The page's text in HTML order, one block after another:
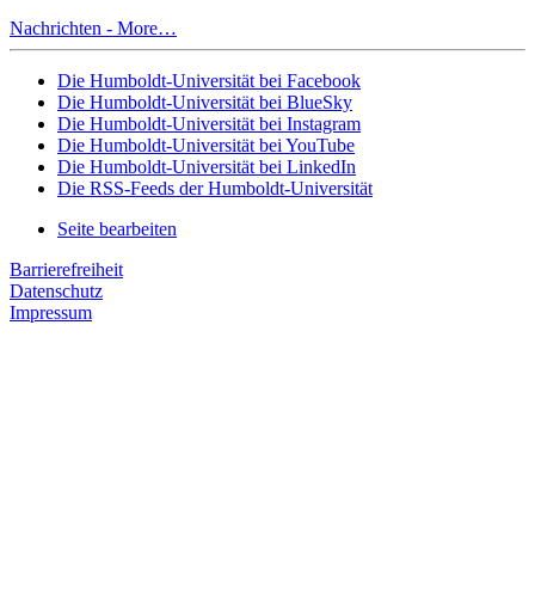
Nachrichten - More…
Die Humboldt-Universität bei Facebook
Die Humboldt-Universität bei BlueSky
Die Humboldt-Universität bei Instagram
Die Humboldt-Universität bei YouTube
Die Humboldt-Universität bei LinkedIn
Die RSS-Feeds der Humboldt-Universität
Seite bearbeiten
Barrierefreiheit
Datenschutz
Impressum